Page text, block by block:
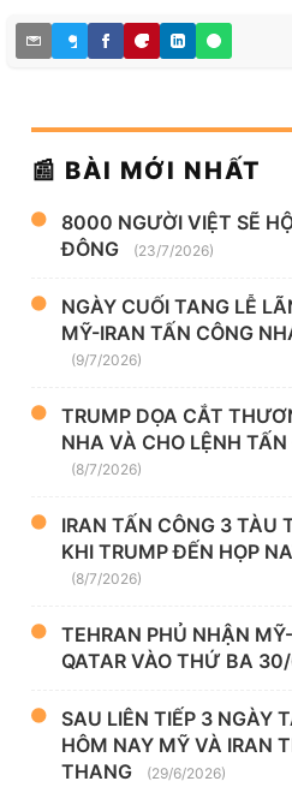
📰 BÀI MỚI NHẤT
8000 NGƯỜI VIỆT SẼ
ĐÔNG
(23/7/2026)
NGÀY CUỐI TANG LỄ
MỸ-IRAN TẤN CÔNG
(9/7/2026)
TRUMP DỌA CẮT
NHA VÀ CHO LỆNH TẤN
(8/7/2026)
IRAN TẤN CÔNG 3 TÀU
KHI TRUMP ĐẾN HỌP
(8/7/2026)
TEHRAN PHỦ NHẬN
QATAR VÀO THỨ BA
SAU LIÊN TIẾP 3 NGÀY
HÔM NAY MỸ VÀ IRAN
THANG
(29/6/2026)